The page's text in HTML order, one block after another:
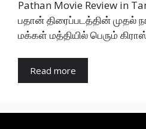
Pathan Movie Review in
பதான் திரைப்படத்தின் முதல்
மக்கள் மத்தியில் பெரும்
Read more